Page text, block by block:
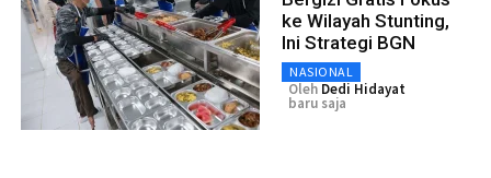
ke Wilayah Stunting,
Ini Strategi BGN
NASIONAL
Oleh Dedi Hidayat
baru saja